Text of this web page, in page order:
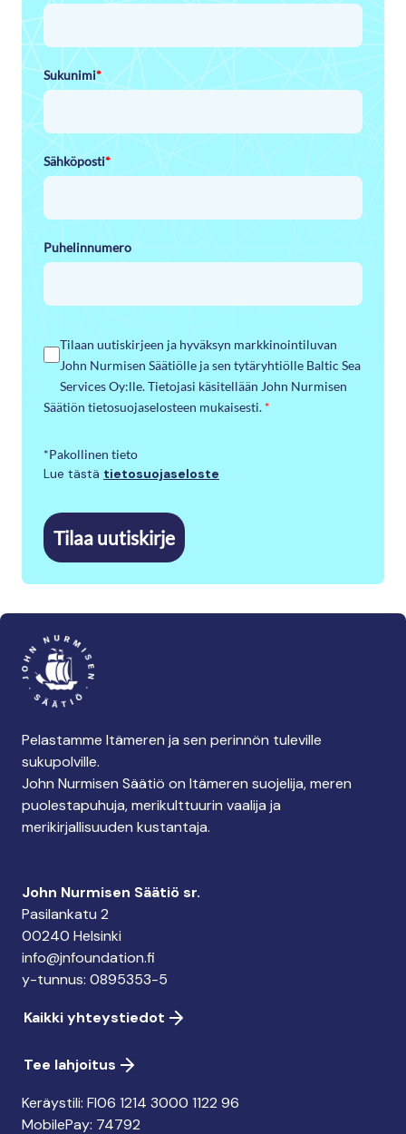
Sukunimi*
Sähköposti*
Puhelinnumero
Tilaan uutiskirjeen ja hyväksyn markkinointiluvan
John Nurmisen Säätiölle ja sen tytäryhtiölle Baltic Sea
Services Oy:lle. Tietojasi käsitellään John Nurmisen
Säätiön tietosuojaselosteen mukaisesti. *
*Pakollinen tieto
Lue tästä tietosuojaseloste
Tilaa uutiskirje
Pelastamme Itämeren ja sen perinnön tuleville
sukupolville.
John Nurmisen Säätiö on Itämeren suojelija, meren
puolestapuhuja, merikulttuurin vaalija ja
merikirjallisuuden kustantaja.
John Nurmisen Säätiö sr.
Pasilankatu 2
00240 Helsinki
info@jnfoundation.fi
y-tunnus: 0895353-5
Kaikki yhteystiedot
Tee lahjoitus
Keräystili: FI06 1214 3000 1122 96
MobilePay: 74792